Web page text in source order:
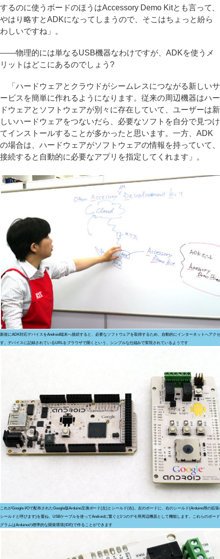
するのに使うボードのほうはAccessory Demo Kitとも言って、
やはり略すとADKになってしまうので、そこはちょっと紛ら
わしいですね」。
――物理的には単なるUSB機器なわけですが、ADKを使うメ
リットはどこにあるのでしょう?
「ハードウェアとクラウドがシームレスにつながる新しいサ
ービスを簡単に作れるようになります。従来の周辺機器はハー
ドウェアとソフトウェアが別々に存在していて、ユーザーは新
しいハードウェアをつないだら、必要なソフトを自分で見つけ
てインストールすることが多かったと思います。一方、ADK
の場合は、ハードウェアがソフトウェアの情報を持っていて、
接続すると自動的に必要なアプリを指定してくれます」。
新規にADK対応デバイスをAndroid端末へ接続すると、必要なソフトウェアを取得するため、自動的にインターネットへアク
す。デバイスに記録されているURLをブラウザで開くという、シンプルな仕組みで実現されているようです
これがGoogle I/Oで配布されたGoogle版Arduino互換ボード(左)とシールド(右)。左のボードに、右のシールド(Arduino用の拡
シールドと呼びます)を重ね、USBケーブルを使ってAndroidに繋ぐと1つのデモ用周辺機器として機能します。これらのボー
グラムはArduinoの標準的な開発環境(IDE)で作ることができます